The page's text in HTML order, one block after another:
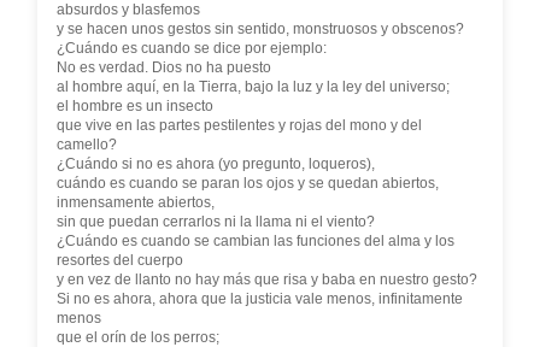
absurdos y blasfemos
y se hacen unos gestos sin sentido, monstruosos y obscenos?
¿Cuándo es cuando se dice por ejemplo:
No es verdad. Dios no ha puesto
al hombre aquí, en la Tierra, bajo la luz y la ley del universo;
el hombre es un insecto
que vive en las partes pestilentes y rojas del mono y del
camello?
¿Cuándo si no es ahora (yo pregunto, loqueros),
cuándo es cuando se paran los ojos y se quedan abiertos,
inmensamente abiertos,
sin que puedan cerrarlos ni la llama ni el viento?
¿Cuándo es cuando se cambian las funciones del alma y los
resortes del cuerpo
y en vez de llanto no hay más que risa y baba en nuestro gesto?
Si no es ahora, ahora que la justicia vale menos, infinitamente
menos
que el orín de los perros;